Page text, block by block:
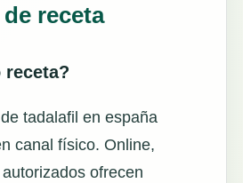
receta
receta?
tadalafil en españa
canal físico. Online,
ofrecen